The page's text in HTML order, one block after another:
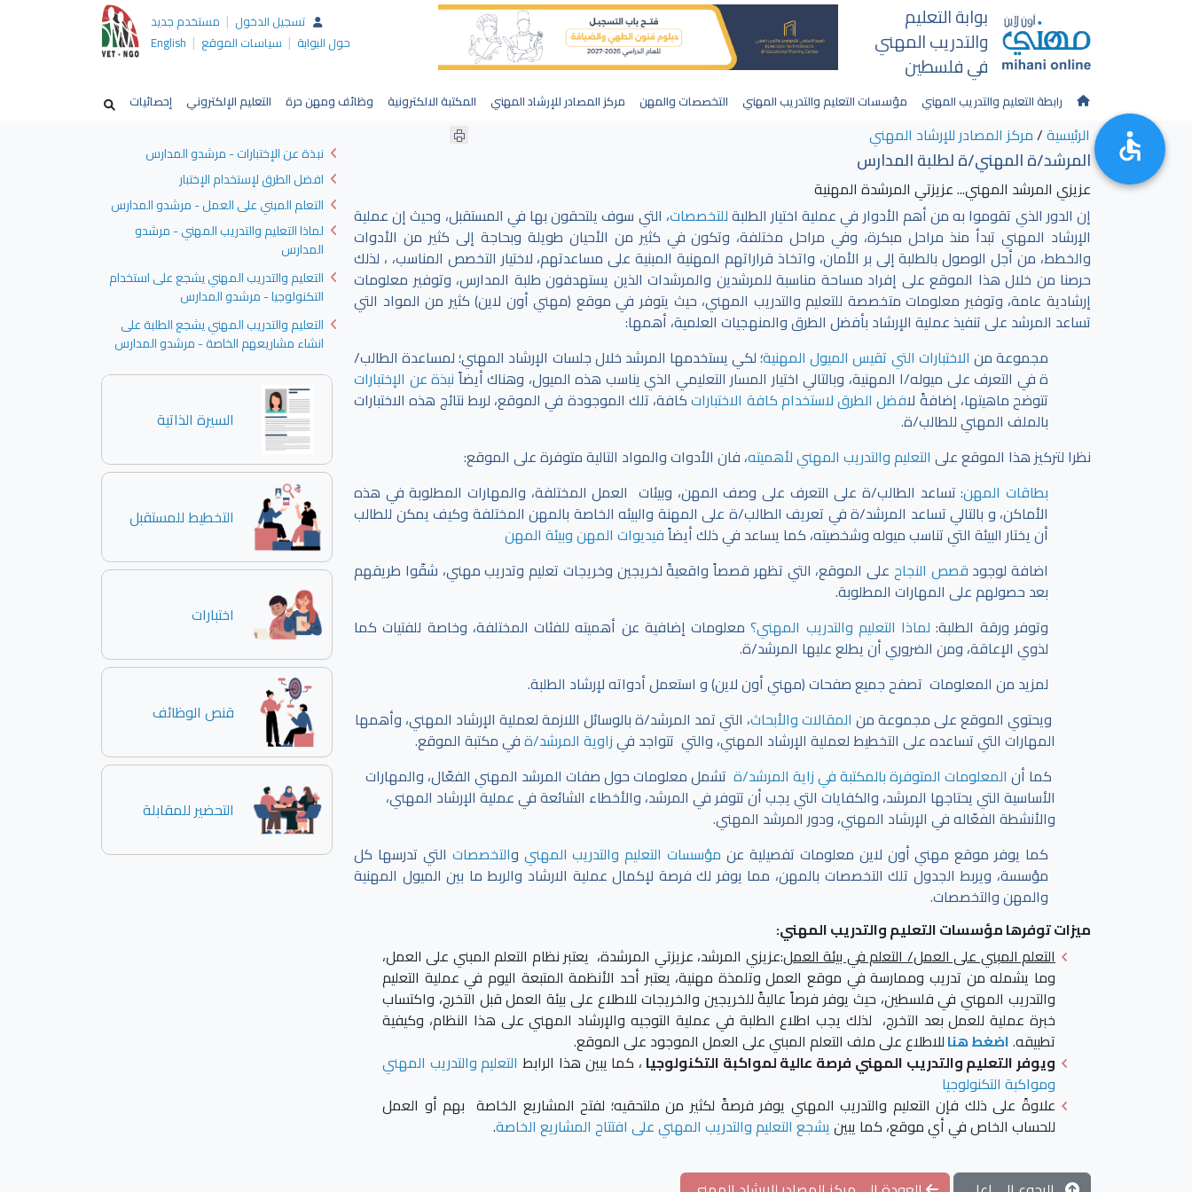
بوابة التعليم
والتدريب المهني
في فلسطين
تسجيل الدخول | مستخدم جديد
حول البوابة | سياسات الموقع |
English
رابطة التعليم والتدريب المهني مؤسسات التعليم والتدريب المهني التخصصات والمهن مركز المصادر للإرشاد المهني المكتبة الالكترونية وظائف ومهن حرة التعليم الإلكتروني إحصائيات
نبذة عن الإختبارات - مرشدو المدارس
افضل الطرق لإستخدام الإختبار
التعلم المبني على العمل - مرشدو المدارس
لماذا التعليم والتدريب المهني - مرشدو
المدارس
التعليم والتدريب المهني يشجع على استخدام
التكنولوجيا - مرشدو المدارس
التعليم والتدريب المهني يشجع الطلبة على
انشاء مشاريعهم الخاصة - مرشدو المدارس
السيرة الذاتية
التخطيط للمستقبل
اختبارات
قنص الوظائف
التحضير للمقابلة
الرئيسية/مركز المصادر للإرشاد المهني
المرشد/ة المهني/ة لطلبة المدارس
عزيزي المرشد المهني... عزيزتي المرشدة المهنية
إن الدور الذي تقوموا به من أهم الأدوار في عملية اختيار الطلبةللتخصصات، التي سوف يلتحقون بها في المستقبل، وحيث إن عملية
الإرشاد المهني تبدأ منذ مراحل مبكرة، وفي مراحل مختلفة، وتكون في كثير من الأحيان طويلة وبحاجة إلى كثير من الأدوات
والخطط، من أجل الوصول بالطلبة إلى بر الأمان، واتخاذ قراراتهم المهنية المبنية على مساعدتهم، لاختيار التخصص المناسب، ، لذلك
حرصنا من خلال هذا الموقع على إفراد مساحة مناسبة للمرشدين والمرشدات الذين يستهدفون طلبة المدارس، وتوفير معلومات
إرشادية عامة، وتوفير معلومات متخصصة للتعليم والتدريب المهني، حيث يتوفر في موقع (مهني أون لاين) كثير من المواد التي
تساعد المرشد على تنفيذ عملية الإرشاد بأفضل الطرق والمنهجيات العلمية، أهمها:
مجموعة من الاختبارات التي تقيس الميول المهنية؛ لكي يستخدمها المرشد خلال جلسات الإرشاد المهني؛ لمساعدة الطالب/
ة في التعرف على ميوله/ا المهنية، وبالتالي اختيار المسار التعليمي الذي يناسب هذه الميول، وهناك أيضاً نبذة عن الإختبارات
تتوضح ماهيتها، إضافةً لافضل الطرق لاستخدام كافة الاختباراتكافة، تلك الموجودة في الموقع، لربط نتائج هذه الاختبارات
بالملف المهني للطالب/ة.
نظرا لتركيز هذا الموقع على التعليم والتدريب المهني لأهميته، فان الأدوات والمواد التالية متوفرة على الموقع:
بطاقات المهن: تساعد الطالب/ة على التعرف على وصف المهن، وبيئات العمل المختلفة، والمهارات المطلوبة في هذه
الأماكن، و بالتالي تساعد المرشد/ة في تعريف الطالب/ة على المهنة والبيئه الخاصة بالمهن المختلفة وكيف يمكن للطالب
أن يختار البيئة التي تناسب ميوله وشخصيته، كما يساعد في ذلك أيضاًفيديوات المهن وبيئة المهن
اضافة لوجود قصص النجاح على الموقع، التي تظهر قصصاً واقعيةً لخريجين وخريجات تعليم وتدريب مهني، شقّوا طريقهم
بعد حصولهم على المهارات المطلوبة.
وتوفر ورقة الطلبة: لماذا التعليم والتدريب المهني؟معلومات إضافية عن أهميته للفئات المختلفة، وخاصة للفتيات كما
لذوي الإعاقة، ومن الضروري أن يطلع عليها المرشد/ة.
لمزيد من المعلومات تصفح جميع صفحات (مهني أون لاين) و استعمل أدواته لإرشاد الطلبة.
ويحتوي الموقع على مجموعة من المقالات والأبحاث، التي تمد المرشد/ة بالوسائل اللازمة لعملية الإرشاد المهني، وأهمها
المهارات التي تساعده على التخطيط لعملية الإرشاد المهني، والتي تتواجد فيزاوية المرشد/ةفي مكتبة الموقع.
كما أن المعلومات المتوفرة بالمكتبة في زاية المرشد/ة تشمل معلومات حول صفات المرشد المهني الفعّال، والمهارات
الأساسية التي يحتاجها المرشد، والكفايات التي يجب أن تتوفر في المرشد، والأخطاء الشائعة في عملية الإرشاد المهني،
والأنشطة الفعّاله في الإرشاد المهني، ودور المرشد المهني.
كما يوفر موقع مهني أون لاين معلومات تفصيلية عن مؤسسات التعليم والتدريب المهني والتخصصات التي تدرسها كل
مؤسسة، ويربط الجدول تلك التخصصات بالمهن، مما يوفر لك فرصة لإكمال عملية الارشاد والربط ما بين الميول المهنية
والمهن والتخصصات.
ميزات توفرها مؤسسات التعليم والتدريب المهني:
التعلم المبني على العمل/ التعلم في بيئة العمل:عزيزي المرشد، عزيزتي المرشدة، يعتبر نظام التعلم المبني على العمل،
وما يشمله من تدريب وممارسة في موقع العمل وتلمذة مهنية، يعتبر أحد الأنظمة المتبعة اليوم في عملية التعليم
والتدريب المهني في فلسطين، حيث يوفر فرصاً عاليةً للخريجين والخريجات للاطلاع على بيئة العمل قبل التخرج، واكتساب
خبرة عملية للعمل بعد التخرج، لذلك يجب اطلاع الطلبة في عملية التوجيه والإرشاد المهني على هذا النظام، وكيفية
تطبيقه.اضغط هناللاطلاع على ملف التعلم المبني على العمل الموجود على الموقع.
ويوفر التعليم والتدريب المهني فرصة عالية لمواكبة التكنولوجيا ، كما يبين هذا الرابط التعليم والتدريب المهني
ومواكبة التكنولوجيا
علاوةً على ذلك فإن التعليم والتدريب المهني يوفر فرصةً لكثير من ملتحقيه؛ لفتح المشاريع الخاصة بهم أو العمل
للحساب الخاص في أي موقع، كما يبينيشجع التعليم والتدريب المهني على افتتاح المشاريع الخاصة.